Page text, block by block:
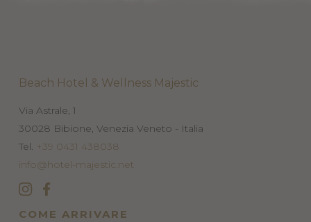
Beach Hotel & Wellness Majestic
Via Astrale, 1
30028 Bibione, Venezia Veneto - Italia
Tel. +39 0431 438038
info@hotel-majestic.net
COME ARRIVARE